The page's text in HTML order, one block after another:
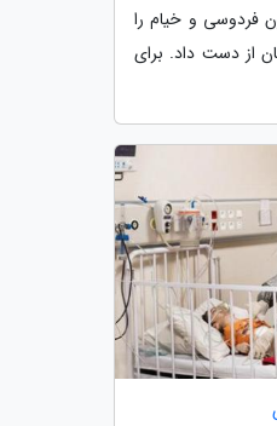
فردوسی و خیام را
از دست داد. برای